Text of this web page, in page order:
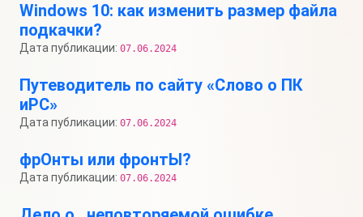
Windows 10: как изменить размер файла
подкачки?
Дата публикации: 07.06.2024
Путеводитель по сайту «Слово о ПК
иPC»
Дата публикации: 07.06.2024
фрОнты или фронтЫ?
Дата публикации: 07.06.2024